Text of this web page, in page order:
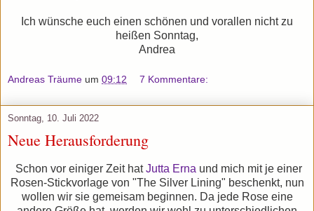
Ich wünsche euch einen schönen und vorallen nicht zu
heißen Sonntag,
Andrea
Andreas Träume um 09:12 7 Kommentare:
Sonntag, 10. Juli 2022
Neue Herausforderung
Schon vor einiger Zeit hatJutta Erna und mich mit je einer
Rosen-Stickvorlage von "The Silver Lining" beschenkt, nun
wollen wir sie gemeisam beginnen. Da jede Rose eine